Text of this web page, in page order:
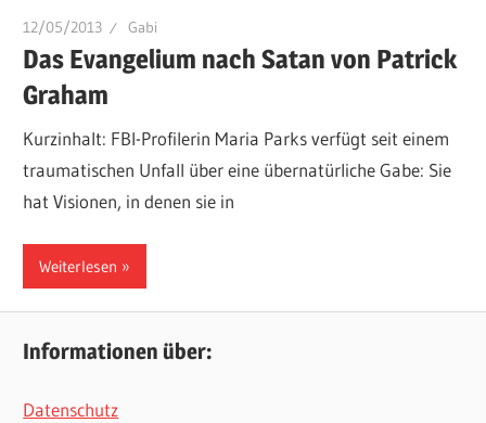
12/05/2013 Gabi
Das Evangelium nach Satan von Patrick
Graham
Kurzinhalt: FBI-Profilerin Maria Parks verfügt seit einem
traumatischen Unfall über eine übernatürliche Gabe: Sie
hat Visionen, in denen sie in
Weiterlesen
Informationen über:
Datenschutz